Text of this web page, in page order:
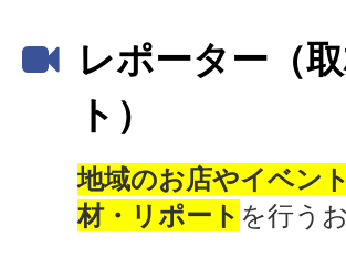
レポーター（
ト）
地域のお店やイベン
材・リポート を行う